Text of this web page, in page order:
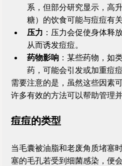
系，但部分研究显示，高
糖）的饮食可能与痘痘有关
压力 ：压力会促使身体释
从而诱发痘痘。
药物影响 ：某些药物，如
药，可能会引发或加重痘痘
需要注意的是，虽然这些因素
许多有效的方法可以帮助管理
痘痘的类型
当毛囊被油脂和老废角质堵塞
塞的毛孔若受到细菌感染，便